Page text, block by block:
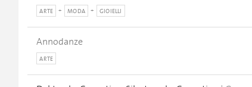
ARTE MODA GIOIELLI
Annodanze
ARTE